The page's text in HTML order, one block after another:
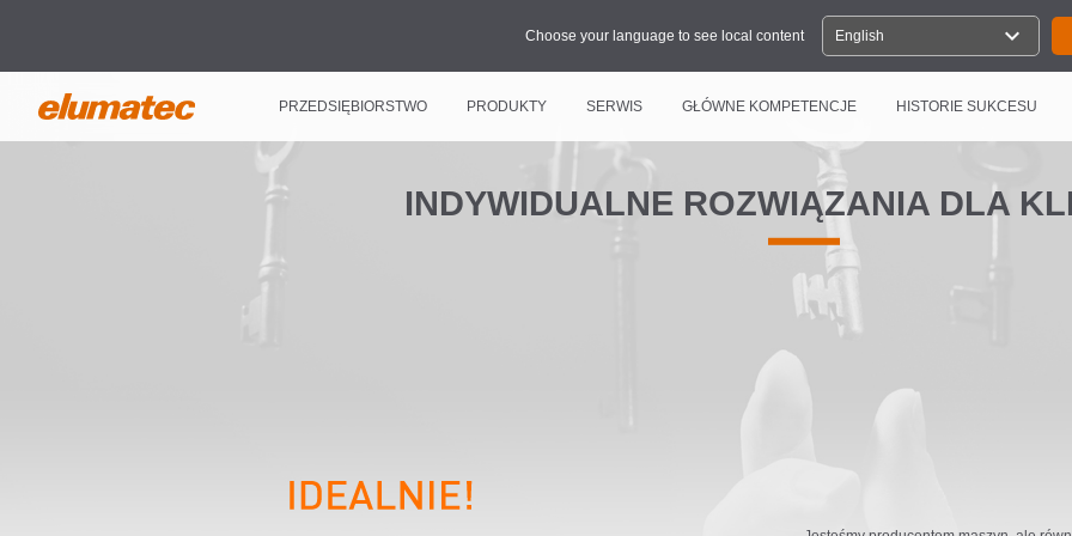
Choose your language to see local content English expand_more
PRZEDSIĘBIORSTWO PRODUKTY SERWIS GŁÓWNE KOMPETENCJE HISTORIE SUKCESU
INDYWIDUALNE ROZWIĄZANIA DLA